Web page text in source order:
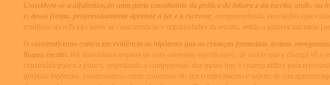
Considera-se a alfabetização uma parte constituinte da prática da leitura e da escrita, onde, na
e, dessa forma, progressivamente aprende a ler e a escrever, compreendendo as relações que
resultado da reflexão sobre as características e regularidades da escrita, sendo a palavra um meio
O construtivismo coloca em evidência as hipóteses que as crianças formulam, testam,
língua escrita. Há uma leitura seqüencial com conteúdo significativo, de modo que a criança vê a
construída pouco a pouco, respeitando a compreensão dos meios que a criança utiliza para
próprias hipóteses, valorizando-o como construtor do seu conhecimento e sujeito de sua